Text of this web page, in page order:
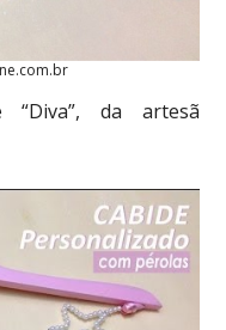
“Diva”, da artesã